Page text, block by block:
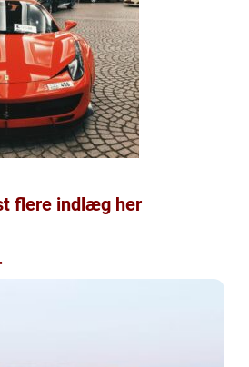
flere indlæg her